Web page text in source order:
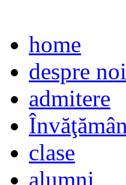
home
despre noi
admitere
clase
alumni